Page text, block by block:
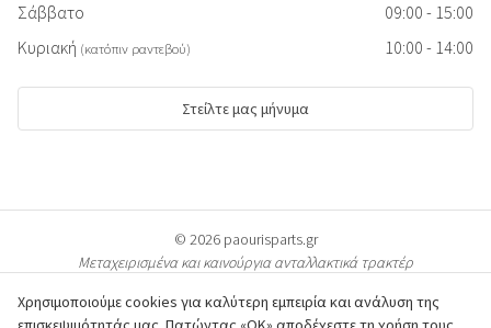
Σάββατο
09:00 - 15:00
Κυριακή (κατόπιν ραντεβού) 10:00 - 14:00
Στείλτε μας μήνυμα
© 2026 paourisparts.gr
Μεταχειρισμένα και καινούργια ανταλλακτικά τρακτέρ
Χρησιμοποιούμε cookies για καλύτερη εμπειρία και ανάλυση της